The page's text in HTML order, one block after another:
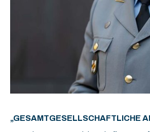
„GESAMTGESELLSCHAFTLICHE